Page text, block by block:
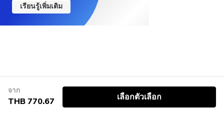
เรียนรู้เพิ่มเติม
จาก
THB 770.67 เลือกตัวเลือก